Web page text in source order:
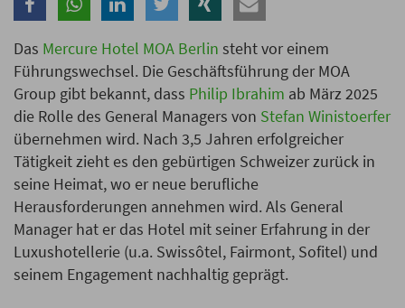
Das Mercure Hotel MOA Berlin steht vor einem
Führungswechsel. Die Geschäftsführung der MOA
Group gibt bekannt, dass Philip Ibrahim ab März 2025
die Rolle des General Managers von Stefan Winistoerfer
übernehmen wird. Nach 3,5 Jahren erfolgreicher
Tätigkeit zieht es den gebürtigen Schweizer zurück in
seine Heimat, wo er neue berufliche
Herausforderungen annehmen wird. Als General
Manager hat er das Hotel mit seiner Erfahrung in der
Luxushotellerie (u.a. Swissôtel, Fairmont, Sofitel) und
seinem Engagement nachhaltig geprägt.